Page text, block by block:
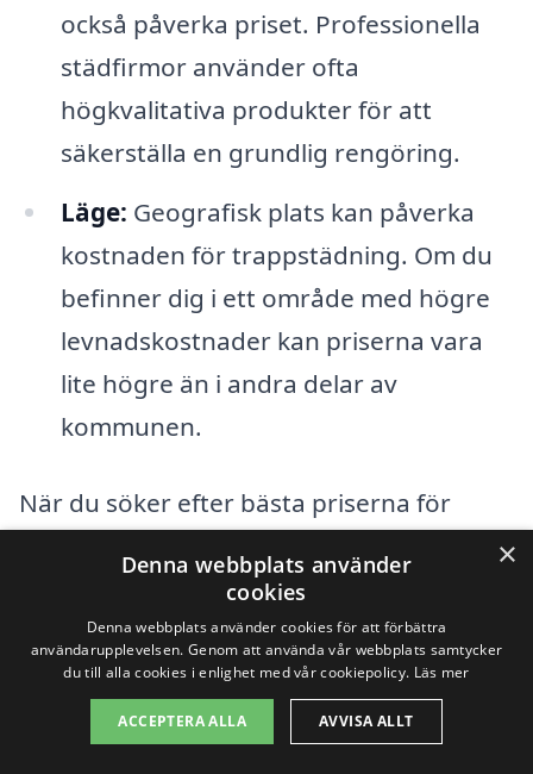
också påverka priset. Professionella
städfirmor använder ofta
högkvalitativa produkter för att
säkerställa en grundlig rengöring.
Läge: Geografisk plats kan påverka
kostnaden för trappstädning. Om du
befinner dig i ett område med högre
levnadskostnader kan priserna vara
lite högre än i andra delar av
kommunen.
När du söker efter bästa priserna för
trappstädning i Östra Bispgården, kan det
vara klokt att begära flera offerter från
olika städföretag. Detta ger dig möjlighet
att jämföra priser och tjänster och hitta
den bästa lösningen för dina behov. Med
×
Denna webbplats använder
cookies
Denna webbplats använder cookies för att förbättra
användarupplevelsen. Genom att använda vår webbplats samtycker
du till alla cookies i enlighet med vår cookiepolicy. Läs mer
ACCEPTERA ALLA AVVISA ALLT